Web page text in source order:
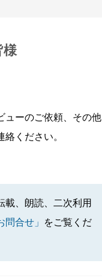
様
ューのご依頼、その他
ください。
載、朗読、二次利用
問合せ」
をご覧くだ